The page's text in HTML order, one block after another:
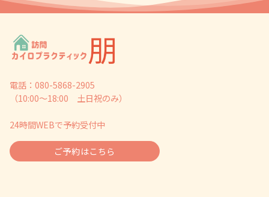
電話：080-5868-2905
（10:00～18:00 土日祝のみ）
24時間WEBで予約受付中
ご予約はこちら